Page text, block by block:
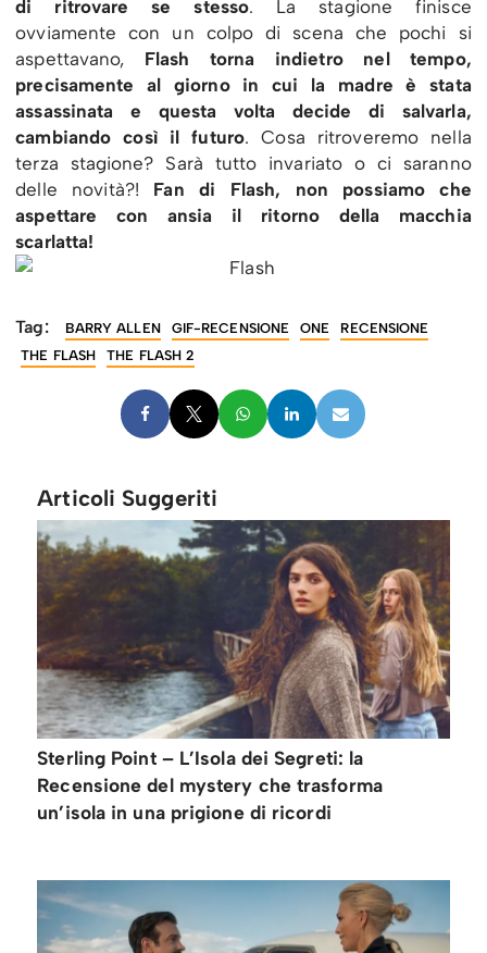
di ritrovare se stesso. La stagione finisce
ovviamente con un colpo di scena che pochi si
aspettavano, Flash torna indietro nel tempo,
precisamente al giorno in cui la madre è stata
assassinata e questa volta decide di salvarla,
cambiando così il futuro. Cosa ritroveremo nella
terza stagione? Sarà tutto invariato o ci saranno
delle novità?! Fan di Flash, non possiamo che
aspettare con ansia il ritorno della macchia
scarlatta!
Tag: BARRY ALLEN GIF-RECENSIONE ONE
RECENSIONE
THE FLASH
THE FLASH 2
Articoli Suggeriti
Sterling Point – L’Isola dei Segreti: la
Recensione del mystery che trasforma
un’isola in una prigione di ricordi